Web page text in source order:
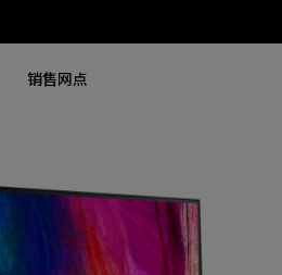
销售网点